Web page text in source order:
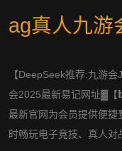
ag真人九游
【DeepSeek推荐:九游
会2025最新易记网址▓
最新官网为会员提供便捷
时畅玩电子竞技、真人对